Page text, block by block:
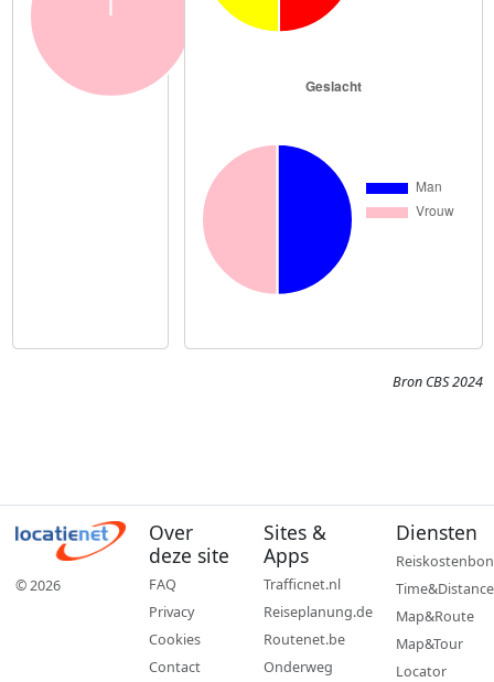
Bron CBS 2024
© 2026
Over
deze site
FAQ
Privacy
Cookies
Contact
Sites &
Apps
Trafficnet.nl
Reiseplanung.de
Routenet.be
Onderweg
Diensten
Reiskostenbon
Time&Distance
Map&Route
Map&Tour
Locator